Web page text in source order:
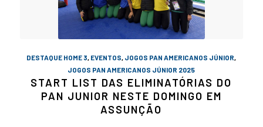
DESTAQUE HOME 3, EVENTOS, JOGOS PAN AMERICANOS JÚNIOR,
JOGOS PAN AMERICANOS JÚNIOR 2025
START LIST DAS ELIMINATÓRIAS DO
PAN JUNIOR NESTE DOMINGO EM
ASSUNÇÃO